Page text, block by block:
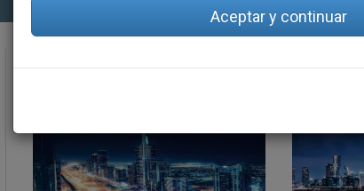
Aceptar y continuar